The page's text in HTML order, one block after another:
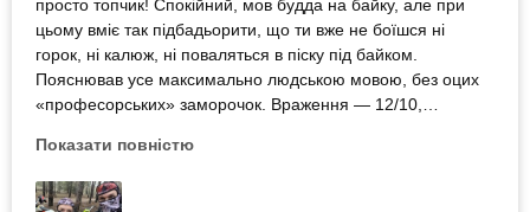
просто топчик! Спокійний, мов будда на байку, але при
цьому вміє так підбадьорити, що ти вже не боїшся ні
горок, ні калюж, ні поваляться в піску під байком.
Пояснював усе максимально людською мовою, без оцих
«професорських» заморочок. Враження — 12/10,
нескінченність ♾️ Рекомендую всім, хто хоче драйву, сміху
і трохи «вибити з себе дух, але в хорошому сенсі» 😂
Показати повністю